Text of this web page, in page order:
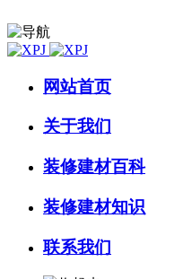
网站首页
关于我们
装修建材百科
装修建材知识
联系我们